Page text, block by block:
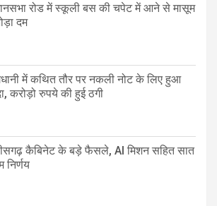
रोड में स्कूली बस की चपेट में आने से मासूम
दम
में कथित तौर पर नकली नोट के लिए हुआ
करोड़ो रुपये की हुई ठगी
कैबिनेट के बड़े फैसले, AI मिशन सहित सात
निर्णय